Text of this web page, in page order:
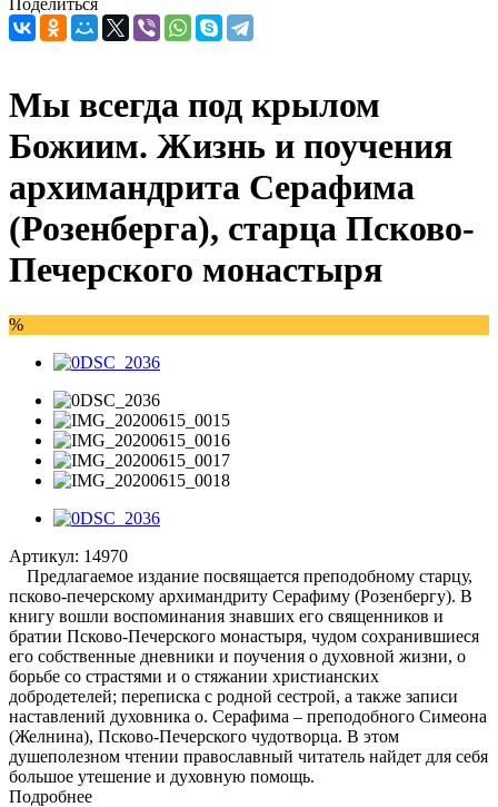
Поделиться
Мы всегда под крылом
Божиим. Жизнь и поучения
архимандрита Серафима
(Розенберга), старца Псково-
Печерского монастыря
%
Артикул: 14970
Предлагаемое издание посвящается преподобному старцу,
псково-печерскому архимандриту Серафиму (Розенбергу). В
книгу вошли воспоминания знавших его священников и
братии Псково-Печерского монастыря, чудом сохранившиеся
его собственные дневники и поучения о духовной жизни, о
борьбе со страстями и о стяжании христианских
добродетелей; переписка с родной сестрой, а также записи
наставлений духовника о. Серафима – преподобного Симеона
(Желнина), Псково-Печерского чудотворца. В этом
душеполезном чтении православный читатель найдет для себя
большое утешение и духовную помощь.
Подробнее